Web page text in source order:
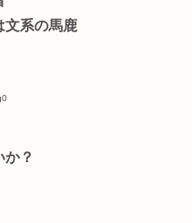
文系の馬鹿
か？